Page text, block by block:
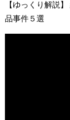
【ゆっくり解説
品事件５選